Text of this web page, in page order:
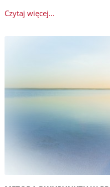
Czytaj więcej...